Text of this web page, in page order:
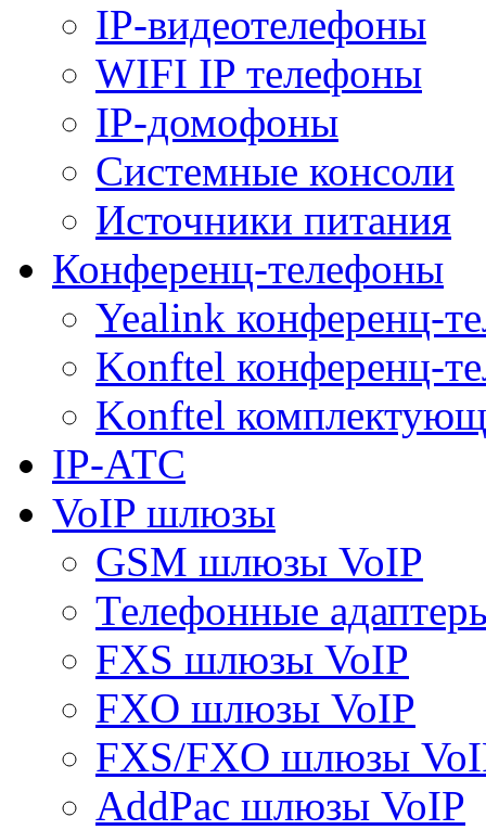
IP-видеотелефоны
WIFI IP телефоны
IP-домофоны
Системные консоли
Источники питания
Конференц-телефоны
Yealink конференц-
Konftel конференц-
Konftel
IP-АТС
VoIP шлюзы
GSM шлюзы VoIP
Телефонные
FXS шлюзы VoIP
FXO шлюзы VoIP
FXS/FXO шлюзы
AddPac шлюзы VoIP